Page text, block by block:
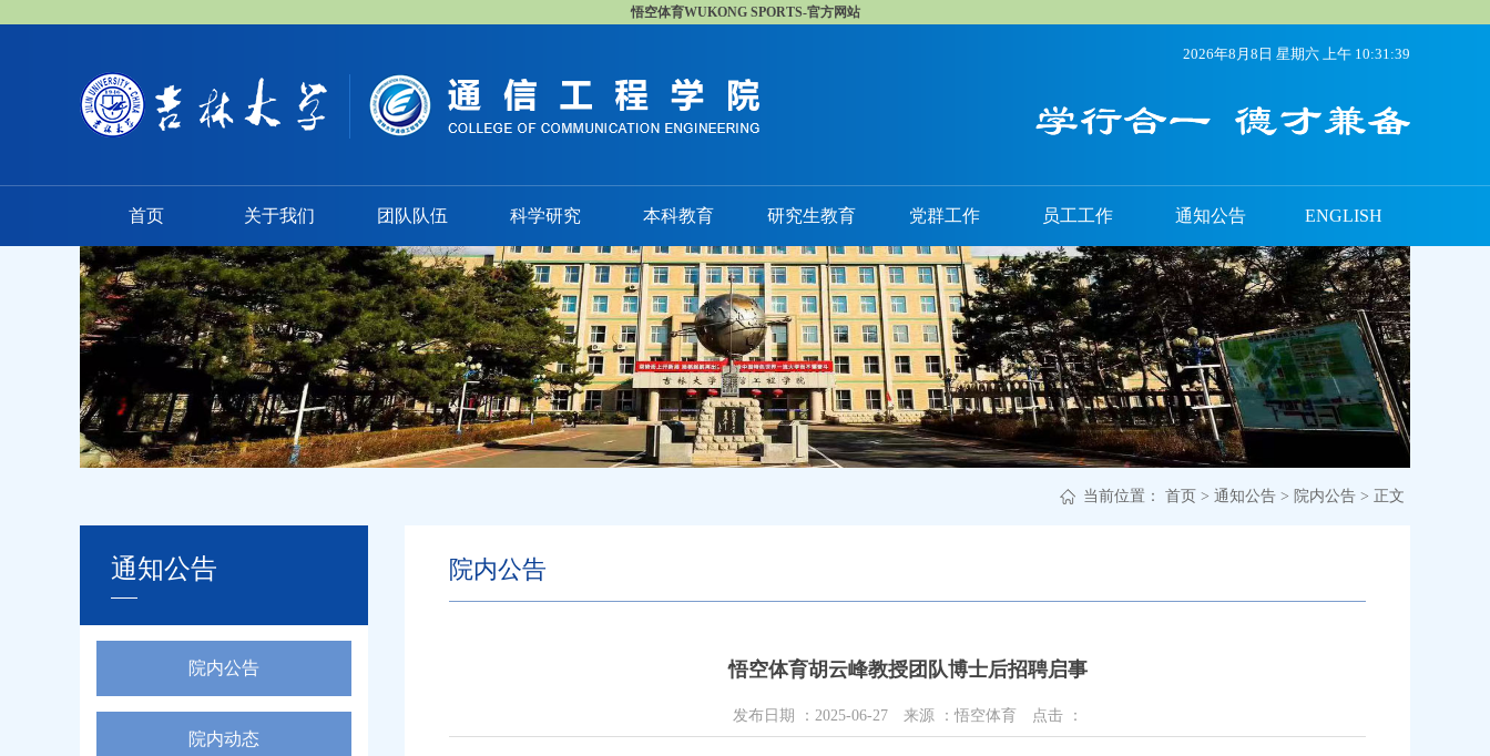
悟空体育WUKONG SPORTS-官方网站
2026年8月8日 星期六 上午 10:31:40
首页 关于我们 团队队伍 科学研究 本科教育 研究生教育 党群工作 员工工作 通知公告 ENGLISH
当前位置： 首页 > 通知公告 > 院内公告 > 正文
通知公告
院内公告
院内动态
院内公告
悟空体育胡云峰教授团队博士后招聘启事
发布日期 ： 2025-06-27 来源 ：悟空体育 点击 ：